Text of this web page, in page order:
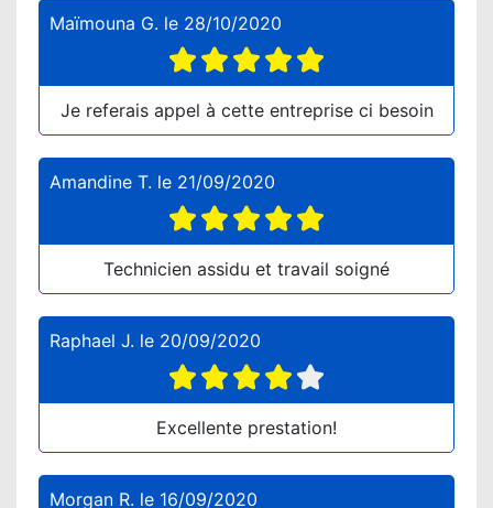
Maïmouna G. le 28/10/2020
Je referais appel à cette entreprise ci besoin
Amandine T. le 21/09/2020
Technicien assidu et travail soigné
Raphael J. le 20/09/2020
Excellente prestation!
Morgan R. le 16/09/2020